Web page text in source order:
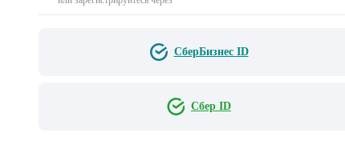
СберБизнес ID
Сбер ID